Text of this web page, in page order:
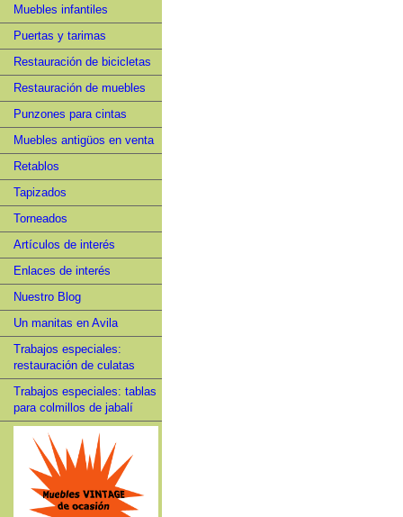
Muebles infantiles
Puertas y tarimas
Restauración de bicicletas
Restauración de muebles
Punzones para cintas
Muebles antigüos en venta
Retablos
Tapizados
Torneados
Artículos de interés
Enlaces de interés
Nuestro Blog
Un manitas en Avila
Trabajos especiales:
restauración de culatas
Trabajos especiales: tablas
para colmillos de jabalí